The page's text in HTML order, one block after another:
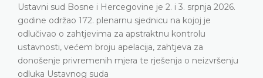
je 2. i 3. srpnja 2026.
sjednicu na kojoj je
apstraktnu kontrolu
zahtjeva za
te rješenja o neizvršenju
Ustavni sud Bosne i
plenarnu sjednicu 2. i 3.
DETALJNIJE